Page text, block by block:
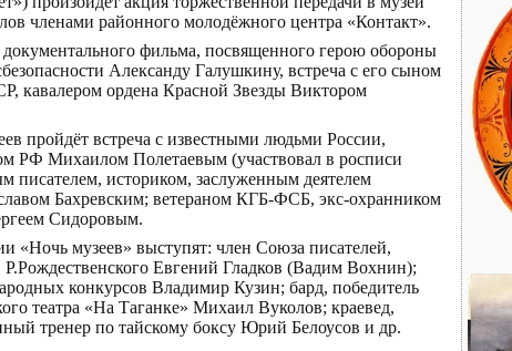
членами районного молодёжного центра «Контакт».
фильма, посвященного герою обороны
Александу Галушкину, встреча с его сыном
кавалером ордена Красной Звезды Виктором
пройдёт встреча с известными людьми России,
РФ Михаилом Полетаевым (участвовал в росписи
писателем, историком, заслуженным деятелем
Бахревским; ветераном КГБ-ФСБ, экс-охранником
Сидоровым.
«Ночь музеев» выступят: член Союза писателей,
Евгений Гладков (Вадим Вохнин);
конкурсов Владимир Кузин; бард, победитель
театра «На Таганке» Михаил Вуколов; краевед,
тренер по тайскому боксу Юрий Белоусов и др.